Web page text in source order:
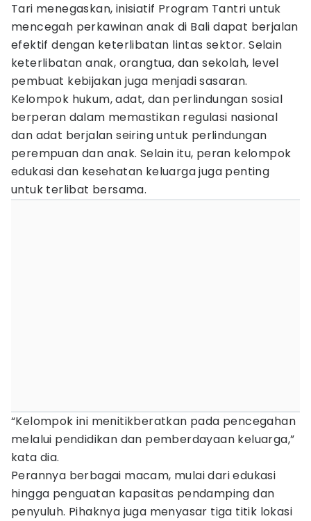
Tari menegaskan, inisiatif Program Tantri untuk
mencegah perkawinan anak di Bali dapat berjalan
efektif dengan keterlibatan lintas sektor. Selain
keterlibatan anak, orangtua, dan sekolah, level
pembuat kebijakan juga menjadi sasaran.
Kelompok hukum, adat, dan perlindungan sosial
berperan dalam memastikan regulasi nasional
dan adat berjalan seiring untuk perlindungan
perempuan dan anak. Selain itu, peran kelompok
edukasi dan kesehatan keluarga juga penting
untuk terlibat bersama.
“Kelompok ini menitikberatkan pada pencegahan
melalui pendidikan dan pemberdayaan keluarga,”
kata dia.
Perannya berbagai macam, mulai dari edukasi
hingga penguatan kapasitas pendamping dan
penyuluh. Pihaknya juga menyasar tiga titik lokasi